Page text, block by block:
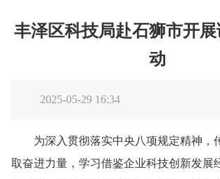
丰泽区科技局赴石狮市开
动
2025-05-29 16:34
为深入贯彻落实中央八项规定精神，
取奋进力量，学习借鉴企业科技创新发展